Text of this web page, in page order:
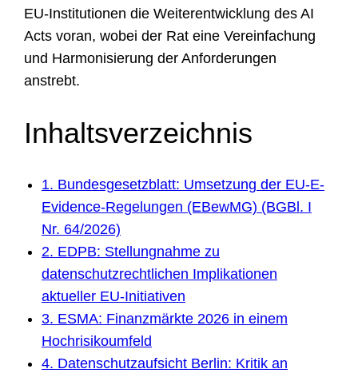
EU-Institutionen die Weiterentwicklung des AI
Acts voran, wobei der Rat eine Vereinfachung
und Harmonisierung der Anforderungen
anstrebt.
Inhaltsverzeichnis
1. Bundesgesetzblatt: Umsetzung der EU-E-
Evidence-Regelungen (EBewMG) (BGBl. I
Nr. 64/2026)
2. EDPB: Stellungnahme zu
datenschutzrechtlichen Implikationen
aktueller EU-Initiativen
3. ESMA: Finanzmärkte 2026 in einem
Hochrisikoumfeld
4. Datenschutzaufsicht Berlin: Kritik an